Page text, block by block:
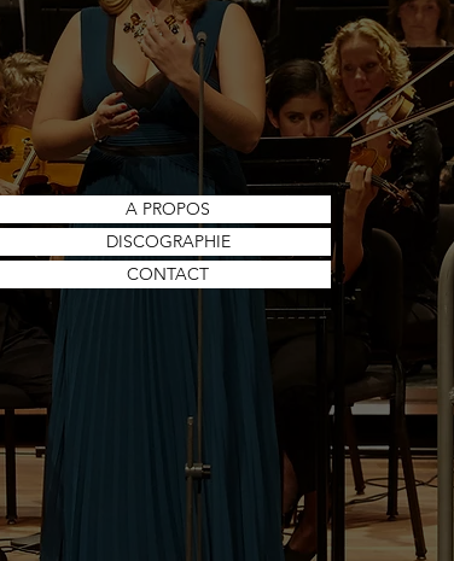
A PROPOS
DISCOGRAPHIE
CONTACT